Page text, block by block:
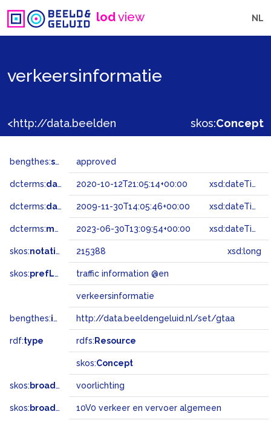
lodview NL
verkeersinformatie
skos:Concept
bengthes:status approved
dcterms:dateAccepted 2020-10-12T21:05:14+00:00 xsd:dateTime
dcterms:dateSubmitted 2009-11-30T14:05:46+00:00 xsd:dateTime
dcterms:modified 2023-06-30T13:09:54+00:00 xsd:dateTime
skos:notation 215388 xsd:long
skos:prefLabel traffic information @en
verkeersinformatie
bengthes:inSet http://data.beeldengeluid.nl/set/gtaa
rdf:type rdfs: Resource
skos:Concept
skos: broader voorlichting
skos: broadMatch 10V0 verkeer en vervoer algemeen